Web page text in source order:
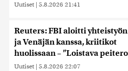
Uutiset | 5.8.2026 21:41
Reuters: FBI aloitti
ja Venäjän kanssa, kriitikot
huolissaan – ”Loistava
Uutiset | 5.8.2026 22:07